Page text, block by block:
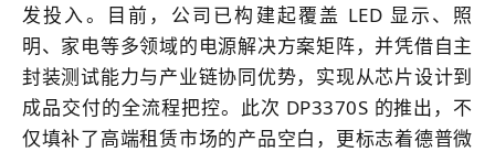
发投入。目前，公司已构建起覆盖 LED 显示、照
明、家电等多领域的电源解决方案矩阵，并凭借自主
封装测试能力与产业链协同优势，实现从芯片设计到
成品交付的全流程把控。此次 DP3370S 的推出，不
仅填补了高端租赁市场的产品空白，更标志着德普微